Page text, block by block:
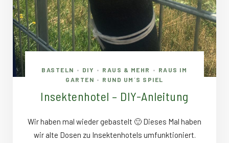
BASTELN • DIY • RAUS & MEHR •
RAUS IM
GARTEN • RUND UM´S SPIEL
Insektenhotel – DIY-Anleitung
Wir haben mal wieder gebastelt 🙂 Dieses Mal haben
wir alte Dosen zu Insektenhotels umfunktioniert.